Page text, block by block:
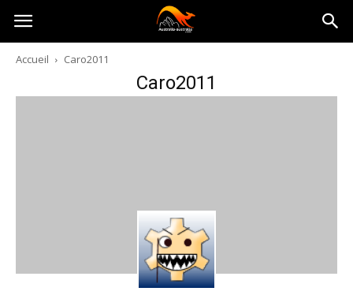
Australia-
australie.com
Accueil Caro2011
Caro2011